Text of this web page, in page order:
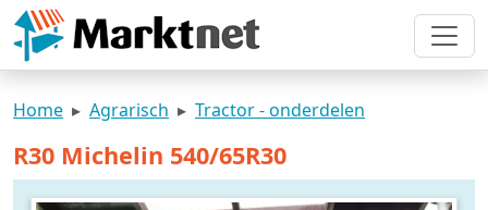
Home Agrarisch Tractor - onderdelen
R30 Michelin 540/65R30